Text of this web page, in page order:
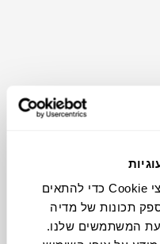
אנחנו משתמשים בקובצי Cookie כדי להתאים
תכונות של מדיה
המשתמשים שלנו.